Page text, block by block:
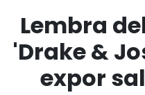
Lembra
'Drake &
expor